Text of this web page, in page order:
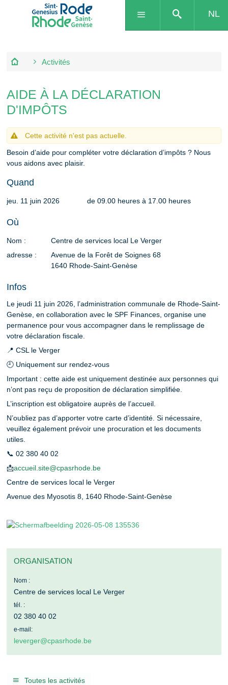
NL
Activités
AIDE À LA DÉCLARATION
D'IMPÔTS
Cette activité n'est pas actuelle.
Besoin d’aide pour compléter votre déclaration d’impôts ? Nous
vous aidons avec plaisir.
Quand
jeu. 11 juin 2026 de09.00 heures à 17.00 heures
Où
Nom
Centre de services local Le Verger
adresse
Avenue de la Forêt de Soignes 68
1640 Rhode-Saint-Genèse
Infos
Le jeudi 11 juin 2026, l’administration communale de Rhode-Saint-
Genèse, en collaboration avec le SPF Finances, organise une
permanence pour vous accompagner dans le remplissage de
votre déclaration fiscale.
📍 CSL le Verger
🕘 Uniquement sur rendez-vous
Important : cette aide est uniquement destinée aux personnes qui
n’ont pas reçu de proposition de déclaration simplifiée.
L’inscription est obligatoire auprès de l’accueil.
N’oubliez pas d’apporter votre carte d’identité. Si nécessaire,
veuillez également prévoir une procuration et les documents
utiles.
📞 02 380 40 02
📩accueil.site@cpasrhode.be
Centre de services local le Verger
Avenue des Myosotis 8, 1640 Rhode-Saint-Genèse
ORGANISATION
Nom
Centre de services local Le Verger
tél.
02 380 40 02
e-mail
leverger@cpasrhode.be
Toutes les activités